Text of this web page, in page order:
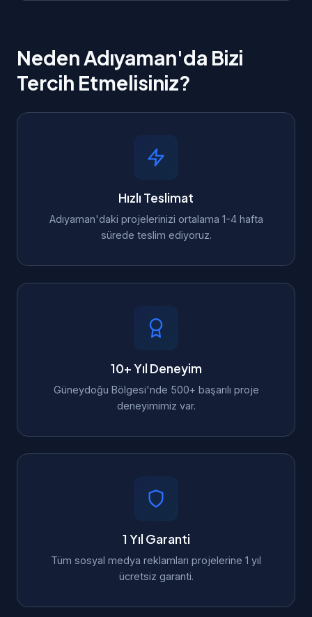
Neden Adıyaman'da Bizi
Tercih Etmelisiniz?
Hızlı Teslimat
Adıyaman'daki projelerinizi ortalama 1-4 hafta
sürede teslim ediyoruz.
10+ Yıl Deneyim
Güneydoğu Bölgesi'nde 500+ başarılı proje
deneyimimiz var.
1 Yıl Garanti
Tüm sosyal medya reklamları projelerine 1 yıl
ücretsiz garanti.